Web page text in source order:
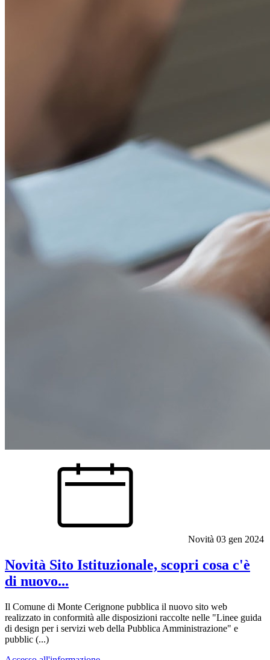
Novità 03 gen 2024
Novità Sito Istituzionale, scopri cosa c'è
di nuovo...
Il Comune di Monte Cerignone pubblica il nuovo sito web
realizzato in conformità alle disposizioni raccolte nelle "Linee guida
di design per i servizi web della Pubblica Amministrazione" e
pubblic (...)